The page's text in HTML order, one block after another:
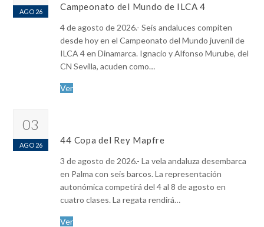
AGO 26 Campeonato del Mundo de ILCA 4
4 de agosto de 2026.- Seis andaluces compiten
desde hoy en el Campeonato del Mundo juvenil de
ILCA 4 en Dinamarca. Ignacio y Alfonso Murube, del
CN Sevilla, acuden como…
Ver
03
AGO 26 44 Copa del Rey Mapfre
3 de agosto de 2026.- La vela andaluza desembarca
en Palma con seis barcos. La representación
autonómica competirá del 4 al 8 de agosto en
cuatro clases. La regata rendirá…
Ver